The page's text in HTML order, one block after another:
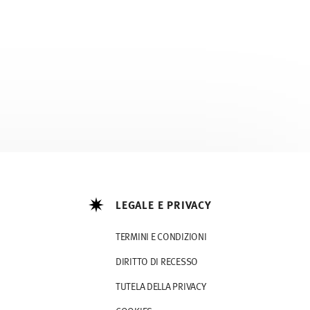
LEGALE E PRIVACY
TERMINI E CONDIZIONI
DIRITTO DI RECESSO
TUTELA DELLA PRIVACY